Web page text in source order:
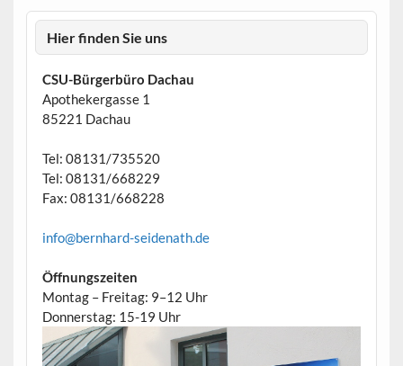
Hier finden Sie uns
CSU-Bürgerbüro Dachau
Apothekergasse 1
85221 Dachau
Tel: 08131/735520
Tel: 08131/668229
Fax: 08131/668228
info@bernhard-seidenath.de
Öffnungszeiten
Montag – Freitag: 9–12 Uhr
Donnerstag: 15-19 Uhr